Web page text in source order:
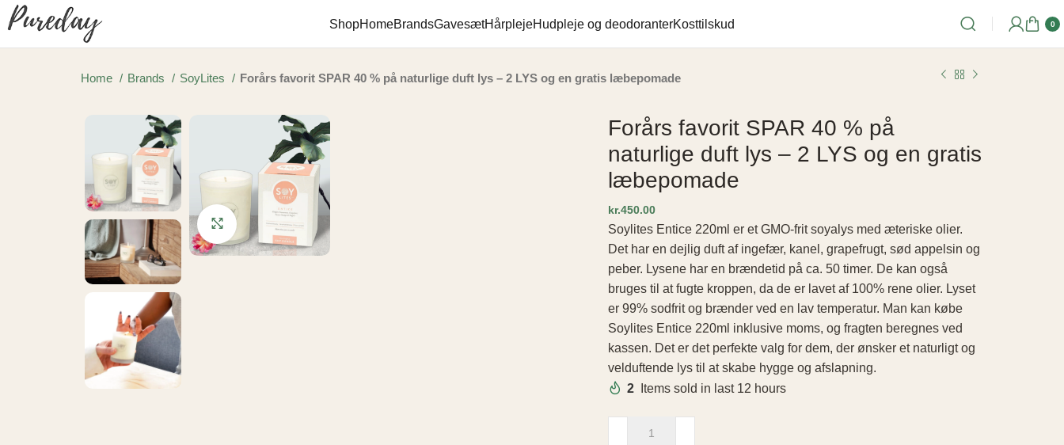
ShopHomeBrandsGavesætHårplejeHudpleje og deodoranterKosttilskud 0
Home Brands SoyLites Forårs favorit SPAR 40 % på naturlige duft lys – 2 LYS og en gratis læbepomade
kr. kr.
kr. kr.
Click to enlarge
Forårs favorit SPAR 40 % på
naturlige duft lys – 2 LYS og en gratis
læbepomade
kr.
Soylites Entice 220ml er et GMO-frit soyalys med æteriske olier.
Det har en dejlig duft af ingefær, kanel, grapefrugt, sød appelsin og
peber. Lysene har en brændetid på ca. 50 timer. De kan også
bruges til at fugte kroppen, da de er lavet af 100% rene olier. Lyset
er 99% sodfrit og brænder ved en lav temperatur. Man kan købe
Soylites Entice 220ml inklusive moms, og fragten beregnes ved
kassen. Det er det perfekte valg for dem, der ønsker et naturligt og
velduftende lys til at skabe hygge og afslapning.
2
Items sold in last 12 hours